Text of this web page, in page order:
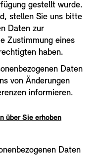
gestellt wurde.
stellen Sie uns bitte
Daten zur
Zustimmung eines
haben.
Daten
von Änderungen
informieren.
über Sie erhoben
Daten